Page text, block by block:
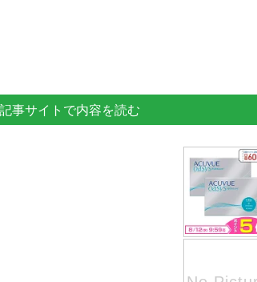
事サイトで内容を読む